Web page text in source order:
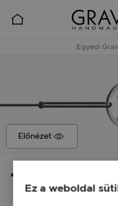
Egyedi
Előnézet
Ez a weboldal